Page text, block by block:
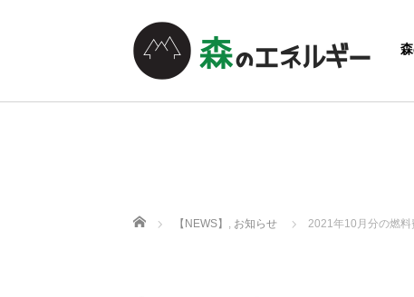
ホーム 【NEWS】 , お知らせ 2021年10月分の燃